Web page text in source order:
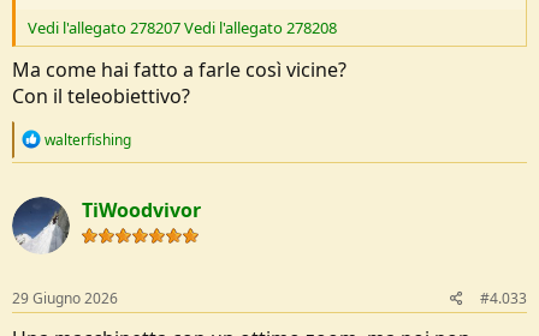
Vedi l'allegato 278207Vedi l'allegato 278208
Ma come hai fatto a farle così vicine?
Con il teleobiettivo?
R
c
t
i
o
s
:
walterfishing
TiWoodvivor
29 Giugno 2026 #4.033